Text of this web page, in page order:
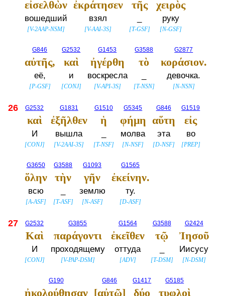
εἰσελθὼν
вошедший
[V-2AAP-NSM]
ἐκράτησεν
взял
[V-AAI-3S]
τῆς
[T-GSF]
χειρὸς
руку
[N-GSF]
G846
αὐτῆς,
её,
[P-GSF]
G2532
καὶ
и
[CONJ]
G1453
ἠγέρθη
воскресла
[V-API-3S]
G3588
τὸ
[T-NSN]
G2877
κοράσιον.
девочка.
[N-NSN]
26 G2532
καὶ
И
[CONJ]
G1831
ἐξῆλθεν
вышла
[V-2AAI-3S]
G1510
ἡ
[T-NSF]
G5345
φήμη
молва
[N-NSF]
G846
αὕτη
эта
[D-NSF]
G1519
εἰς
во
[PREP]
G3650
ὅλην
всю
[A-ASF]
G3588
τὴν
[T-ASF]
G1093
γῆν
землю
[N-ASF]
G1565
ἐκείνην.
ту.
[D-ASF]
27 G2532
Καὶ
И
[CONJ]
G3855
παράγοντι
проходящему
[V-PAP-DSM]
G1564
ἐκεῖθεν
оттуда
[ADV]
G3588
τῷ
[T-DSM]
G2424
Ἰησοῦ
Иисусу
[N-DSM]
G190
ἠκολούθησαν
G846
[αὐτῷ]
G1417
δύο
G5185
τυφλοὶ